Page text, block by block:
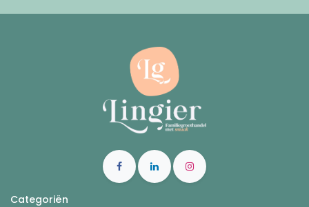
Categoriën